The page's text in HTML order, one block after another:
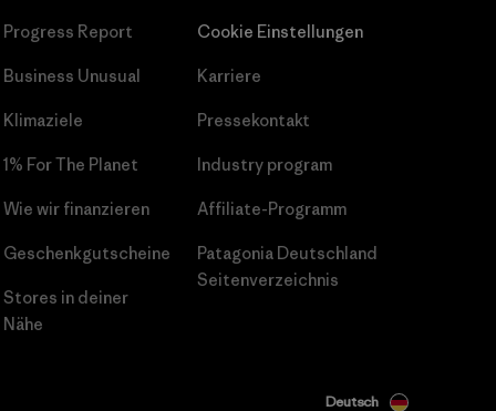
Progress Report
Business Unusual
Klimaziele
1% For The Planet
Wie wir finanzieren
Geschenkgutscheine
Stores in deiner
Nähe
Cookie Einstellungen
Karriere
Pressekontakt
Industry program
Affiliate-Programm
Patagonia Deutschland
Seitenverzeichnis
Deutsch